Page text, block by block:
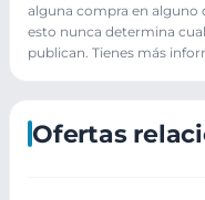
alguna compra en alguno
esto nunca determina
publican. Tienes más
Ofertas